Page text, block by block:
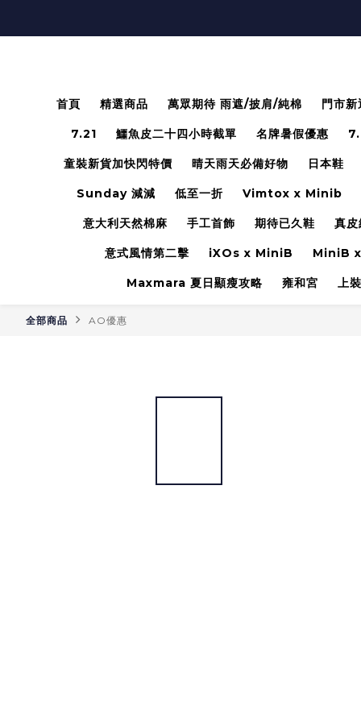
首頁 精選商品 萬眾期待 雨遮/披肩/純棉 門市新
7.21 鱷魚皮二十四小時截單 名牌暑假優惠
童裝新貨加快閃特價 晴天雨天必備好物 日本鞋
Sunday 減減 低至一折 Vimtox x Minib
意大利天然棉麻 手工首飾 期待已久鞋 真
意式風情第二擊 iXOs x MiniB MiniB
Maxmara 夏日顯瘦攻略 雍和宮 上裝
全部商品 AO優惠